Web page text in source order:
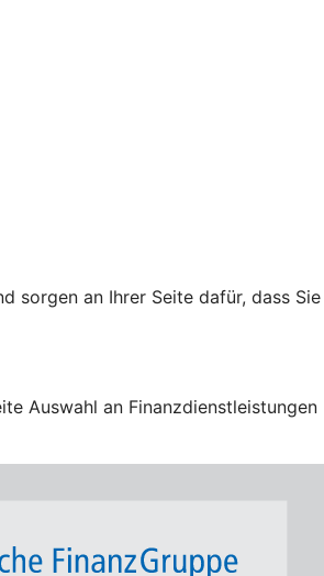
sorgen an Ihrer Seite dafür, dass Sie
Auswahl an Finanzdienstleistungen